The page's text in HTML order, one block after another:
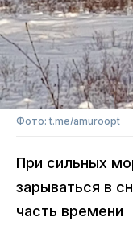
Фото: t.me/amuroopt
При сильных
зарываться в
часть времени